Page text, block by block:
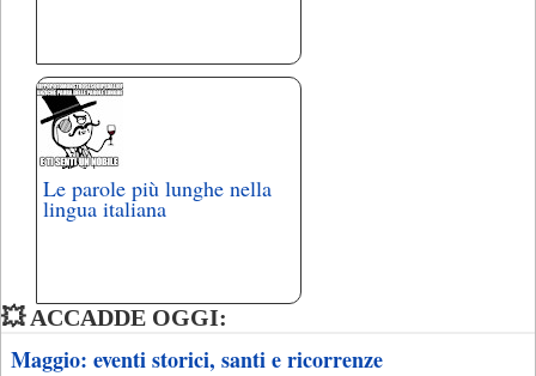
Le parole più lunghe nella
lingua italiana
💥 ACCADDE OGGI:
Maggio: eventi storici, santi e ricorrenze